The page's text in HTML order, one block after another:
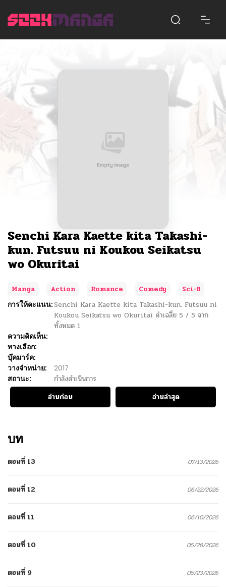
Senchi Kara Kaette kita Takashi-
kun. Futsuu ni Koukou Seikatsu
wo Okuritai
Manga Action Romance Comedy
Sci-fi
การให้คะแนน:Senchi Kara Kaette kita Takashi-kun. Futsuu ni
Koukou Seikatsu wo Okuritai ค่าเฉลี่ย 5 / 5 จาก
ทั้งหมด 1
ความคิดเห็น:
ทางเลือก:
บุ๊คมาร์ค:
วางจำหน่าย:
2017
สถานะ:
กำลังดำเนินการ
อ่านก่อน
อ่านล่าสุด
บท
ตอนที่ 13 07/13/2026
ตอนที่ 12 06/22/2026
ตอนที่ 11 06/10/2026
ตอนที่ 10 05/26/2026
ตอนที่ 9 05/23/2026